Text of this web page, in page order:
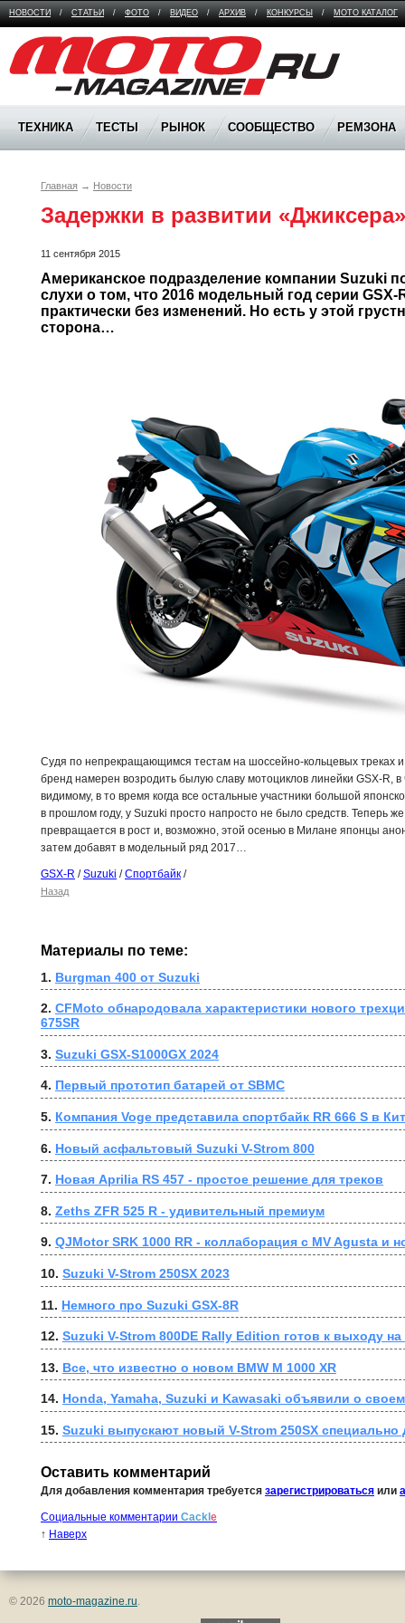
НОВОСТИ / СТАТЬИ / ФОТО / ВИДЕО / АРХИВ / КОНКУРСЫ / МОТО КАТАЛОГ
Moto Magazine
ТЕХНИКА ТЕСТЫ РЫНОК СООБЩЕСТВО РЕМЗОНА
Главная → Новости
Задержки в развитии «Джиксера»
11 сентября 2015
Американское подразделение компании Suzuki
слухи о том, что 2016 модельный год серии GSX-
практически без изменений. Но есть у этой
сторона…
Судя по непрекращающимся тестам на шоссейно-кольцевых треках
бренд намерен возродить былую славу мотоциклов линейки GSX-R,
видимому, в то время когда все остальные участники большой
в прошлом году, у Suzuki просто напросто не было средств. Теперь
превращается в рост и, возможно, этой осенью в Милане японцы
затем добавят в модельный ряд 2017…
GSX-R /Suzuki /Спортбайк /
Назад
Материалы по теме:
1. Burgman 400 от Suzuki
2. CFMoto обнародовала характеристики нового
675SR
3. Suzuki GSX-S1000GX 2024
4. Первый прототип батарей от SBMC
5. Компания Voge представила спортбайк RR 666 S в
6. Новый асфальтовый Suzuki V-Strom 800
7. Новая Aprilia RS 457 - простое решение для треков
8. Zeths ZFR 525 R - удивительный премиум
9. QJMotor SRK 1000 RR - коллаборация с MV Agusta и
10. Suzuki V-Strom 250SX 2023
11. Немного про Suzuki GSX-8R
12. Suzuki V-Strom 800DE Rally Edition готов к выходу
13. Все, что известно о новом BMW M 1000 XR
14. Honda, Yamaha, Suzuki и Kawasaki объявили о
15. Suzuki выпускают новый V-Strom 250SX специально
Оставить комментарий
Для добавления комментария требуется зарегистрироваться или
Социальные комментарии Cackle
↑ Наверх
© 2026 moto-magazine.ru